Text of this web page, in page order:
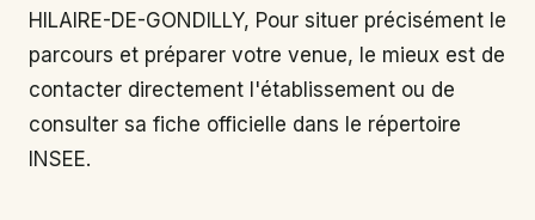
HILAIRE-DE-GONDILLY, Pour situer précisément le
parcours et préparer votre venue, le mieux est de
contacter directement l'établissement ou de
consulter sa fiche officielle dans le répertoire
INSEE.